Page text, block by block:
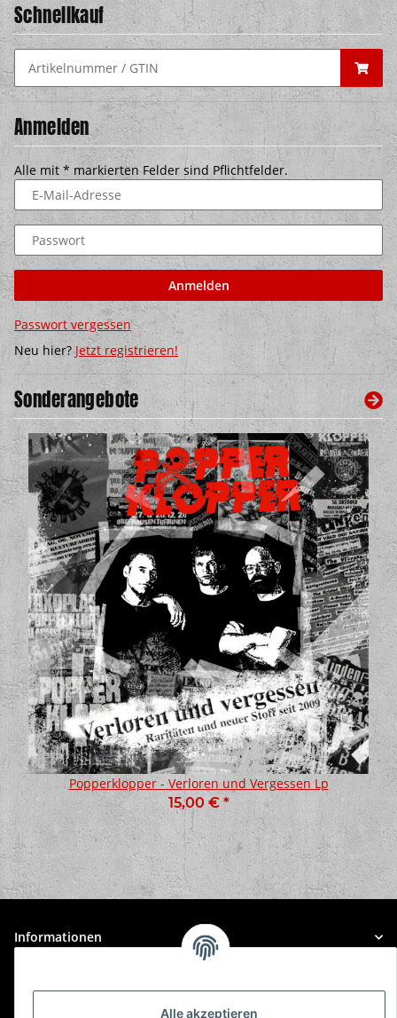
Schnellkauf
Anmelden
Alle mit * markierten Felder sind Pflichtfelder.
E-Mail-Adresse
Passwort
Anmelden
Passwort vergessen
Neu hier?Jetzt registrieren!
Sonderangebote
Popperklopper - Verloren und Vergessen Lp
15,00 € *
Informationen
Alle akzeptieren